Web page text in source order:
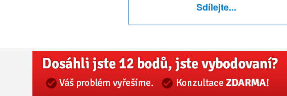
Sdílejte...